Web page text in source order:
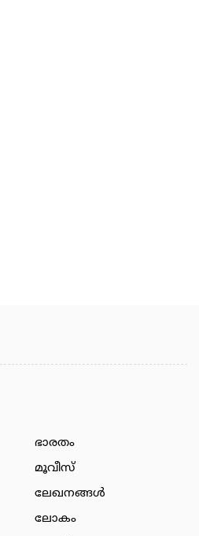
ഭാരതം
മൂവീസ്
ലേഖനങ്ങള്‍
ലോകം